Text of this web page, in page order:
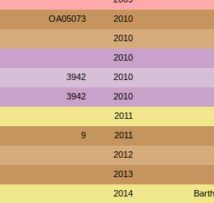
OA05073 2010
2010
2010
3942 2010
3942 2010
2011
9 2011
2012
2013
2014